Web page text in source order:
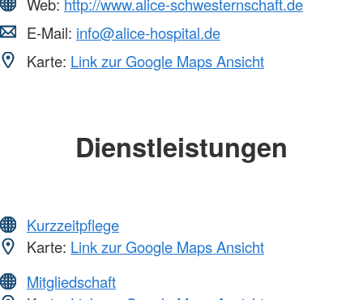
E-Mail: info@alice-hospital.de
Karte: Link zur Google Maps Ansicht
Dienstleistungen
Kurzzeitpflege
Karte: Link zur Google Maps Ansicht
Mitgliedschaft